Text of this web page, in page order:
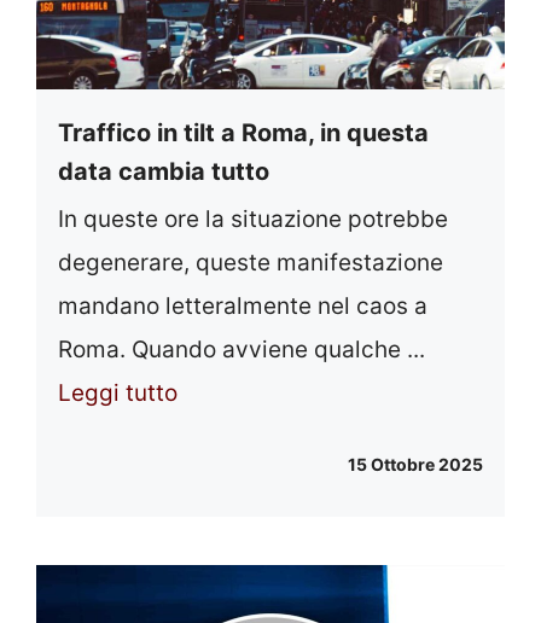
Traffico in tilt a Roma, in questa
data cambia tutto
In queste ore la situazione potrebbe
degenerare, queste manifestazione
mandano letteralmente nel caos a
Roma. Quando avviene qualche ...
Leggi tutto
15 Ottobre 2025